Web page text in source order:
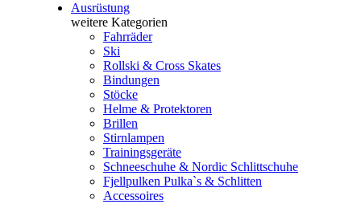
Ausrüstung
weitere Kategorien
Fahrräder
Ski
Rollski & Cross Skates
Bindungen
Stöcke
Helme & Protektoren
Brillen
Stirnlampen
Trainingsgeräte
Schneeschuhe & Nordic Schlittschuhe
Fjellpulken Pulka`s & Schlitten
Accessoires